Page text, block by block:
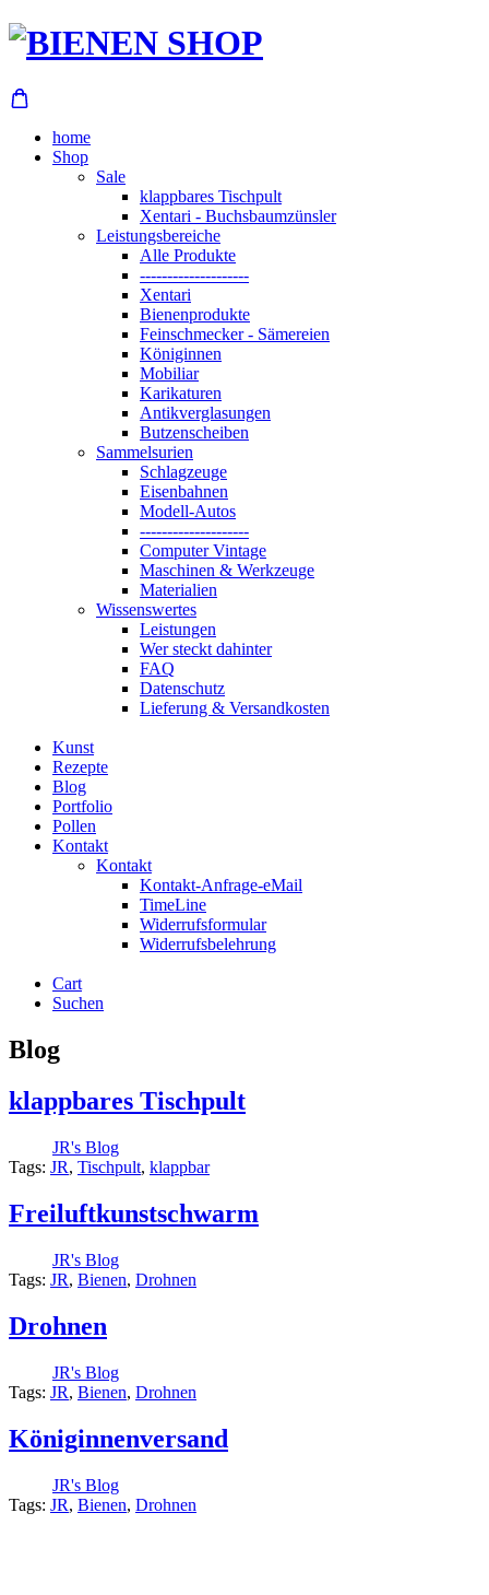
home
Shop
Sale
klappbares Tischpult
Xentari - Buchsbaumzünsler
Leistungsbereiche
Alle Produkte
--------------------
Xentari
Bienenprodukte
Feinschmecker - Sämereien
Königinnen
Mobiliar
Karikaturen
Antikverglasungen
Butzenscheiben
Sammelsurien
Schlagzeuge
Eisenbahnen
Modell-Autos
--------------------
Computer Vintage
Maschinen & Werkzeuge
Materialien
Wissenswertes
Leistungen
Wer steckt dahinter
FAQ
Datenschutz
Lieferung & Versandkosten
Kunst
Rezepte
Blog
Portfolio
Pollen
Kontakt
Kontakt
Kontakt-Anfrage-eMail
TimeLine
Widerrufsformular
Widerrufsbelehrung
Cart
Suchen
Blog
klappbares Tischpult
JR's Blog
Tags: JR, Tischpult, klappbar
Freiluftkunstschwarm
JR's Blog
Tags: JR, Bienen, Drohnen
Drohnen
JR's Blog
Tags: JR, Bienen, Drohnen
Königinnenversand
JR's Blog
Tags: JR, Bienen, Drohnen